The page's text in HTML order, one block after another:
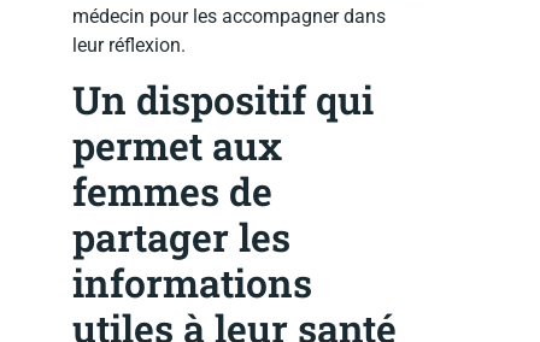
médecin pour les accompagner dans
leur réflexion.
Un dispositif qui
permet aux
femmes de
partager les
informations
utiles à leur santé